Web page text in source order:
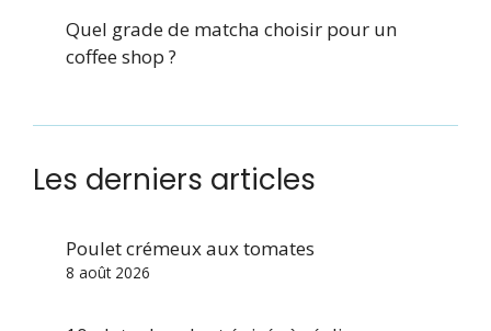
Quel grade de matcha choisir pour un
coffee shop ?
Les derniers articles
Poulet crémeux aux tomates
8 août 2026